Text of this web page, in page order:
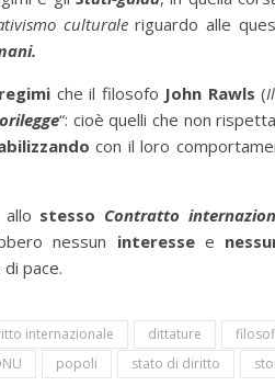
culturaleriguardo alle
regimi che il filosofo John Rawls (
“: cioè quelli che non
con il loro
stesso Contratto
nessun interessee
pace.
internazionale dittature
popoli stato di diritto